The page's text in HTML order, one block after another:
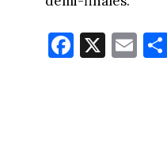
Fa
ce
X E
m